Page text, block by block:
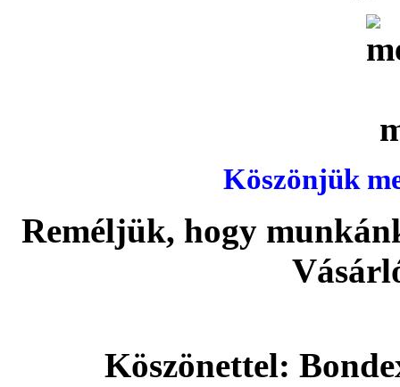
Köszönjük
Reméljük, hogy
Köszönettel: